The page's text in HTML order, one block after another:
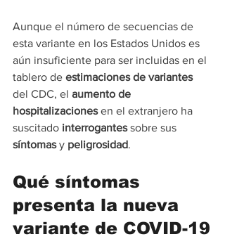
Aunque el número de secuencias de
esta variante en los Estados Unidos es
aún insuficiente para ser incluidas en el
tablero de estimaciones de variantes
del CDC, el aumento de
hospitalizaciones en el extranjero ha
suscitado interrogantes sobre sus
síntomas y peligrosidad.
Qué síntomas
presenta la nueva
variante de COVID-19